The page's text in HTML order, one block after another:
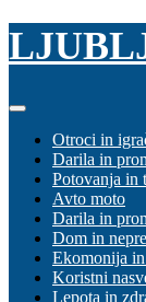
Skip
content
Otroci in
Darila in
Potovanja in
Avto moto
Darila in
Dom in
Ekomonija
Koristni
Lepota in